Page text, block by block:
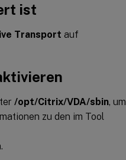
ist
Transport auf
/opt/Citrix/VDA/sbin, um
zu den im Tool